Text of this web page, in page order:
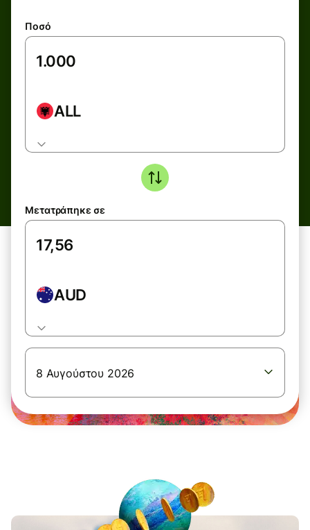
Ποσό
ALL
Μετατράπηκε σε
AUD
8 Αυγούστου 2026